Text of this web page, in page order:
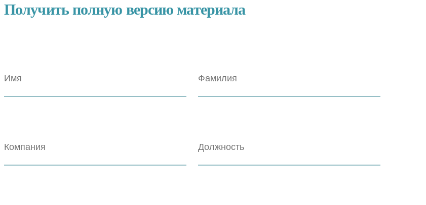
Получить полную версию материала